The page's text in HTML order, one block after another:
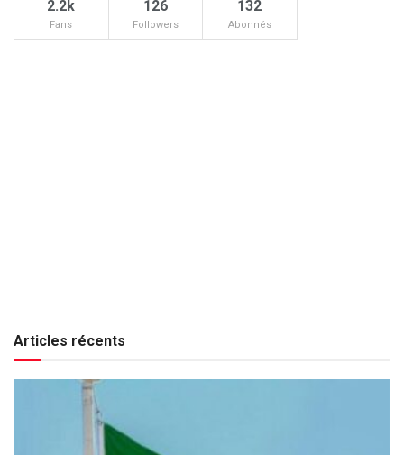
2.2k
Fans
126
Followers
132
Abonnés
Articles récents